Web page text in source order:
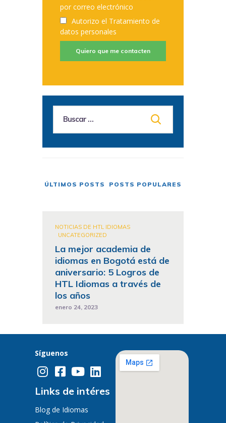
por correo electrónico
Autorizo el Tratamiento de
datos personales
Quiero que me contacten
ÚLTIMOS POSTS POSTS POPULARES
NOTICIAS DE HTL IDIOMAS
UNCATEGORIZED
La mejor academia de
idiomas en Bogotá está de
aniversario: 5 Logros de
HTL Idiomas a través de
los años
enero 24, 2023
Síguenos
Links de intéres
Blog de Idiomas